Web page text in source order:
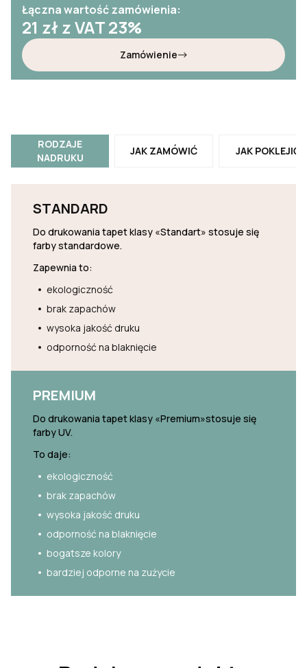
Łączna wartość zamówienia:
21 zł z VAT 23%
Zamówienie
RODZAJE
NADRUKU
JAK ZAMÓWIĆ JAK POKLEJIĆ
STANDARD
Do drukowania tapet klasy «Standart» stosuje się
farby standardowe.
Zapewnia to:
ekologiczność
brak zapachów
wysoka jakość druku
odporność na blaknięcie
PREMIUM
Do drukowania tapet klasy «Premium»stosuje się
farby UV.
To daje:
ekologiczność
brak zapachów
wysoka jakość druku
odporność na blaknięcie
bogatsze kolory
bardziej odporne na zużycie